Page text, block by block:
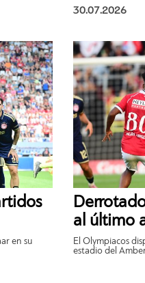
30.07.2026
en su
al último
El Olympiacos
estadio del